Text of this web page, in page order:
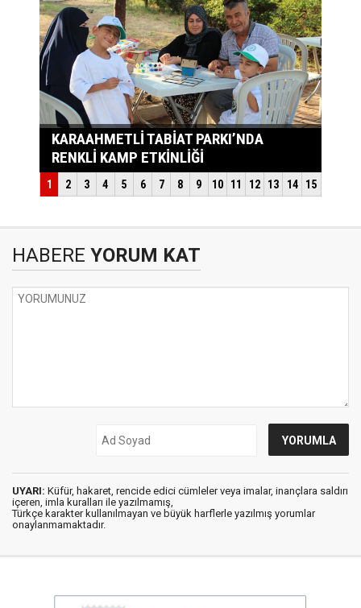
HABERE YORUM KAT
UYARI: Küfür, hakaret, rencide edici cümleler veya imalar, inançlara saldırı
içeren, imla kuralları ile yazılmamış,
Türkçe karakter kullanılmayan ve büyük harflerle yazılmış yorumlar
onaylanmamaktadır.